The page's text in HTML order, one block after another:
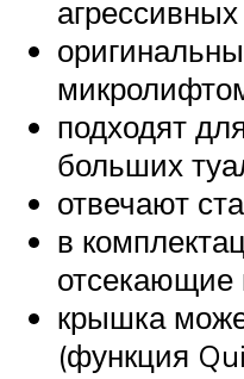
подходят
больших
отвечают
в
крышка
(функция